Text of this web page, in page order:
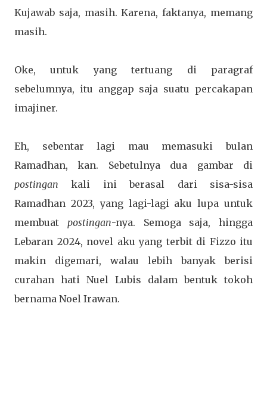
Kujawab saja, masih. Karena, faktanya, memang
masih.
Oke, untuk yang tertuang di paragraf
sebelumnya, itu anggap saja suatu percakapan
imajiner.
Eh, sebentar lagi mau memasuki bulan
Ramadhan, kan. Sebetulnya dua gambar di
postingan kali ini berasal dari sisa-sisa
Ramadhan 2023, yang lagi-lagi aku lupa untuk
membuat postingan-nya. Semoga saja, hingga
Lebaran 2024, novel aku yang terbit di Fizzo itu
makin digemari, walau lebih banyak berisi
curahan hati Nuel Lubis dalam bentuk tokoh
bernama Noel Irawan.